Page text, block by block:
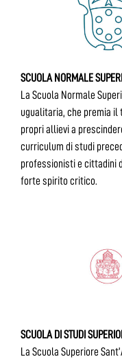
SCUOLA NORMALE
La Scuola Normale
ugualitaria, che premia
propri allievi a
curriculum di studi
professionisti e cittadini
forte spirito critico.
SCUOLA DI STUDI
La Scuola Superiore